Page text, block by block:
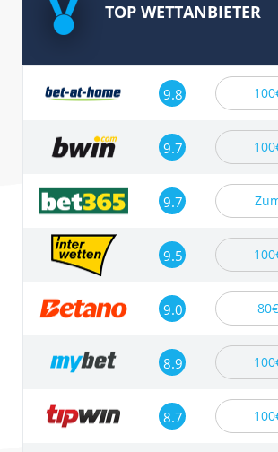
TOP WETTANBIETER
9.8
9.7
9.7
9.5
9.0
8.9
8.7